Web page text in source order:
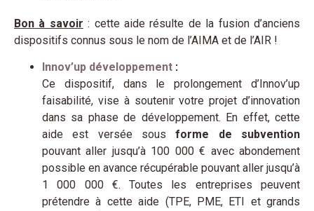
Bon à savoir : cette aide résulte de la fusion d’anciens
dispositifs connus sous le nom de l’AIMA et de l’AIR !
Innov’up développement :
Ce dispositif, dans le prolongement d’Innov’up
faisabilité, vise à soutenir votre projet d’innovation
dans sa phase de développement. En effet, cette
aide est versée sousforme de subvention
pouvant aller jusqu’à 100 000 € avec abondement
possible en avance récupérable pouvant aller jusqu’à
1 000 000 €. Toutes les entreprises peuvent
prétendre à cette aide (TPE, PME, ETI et grands